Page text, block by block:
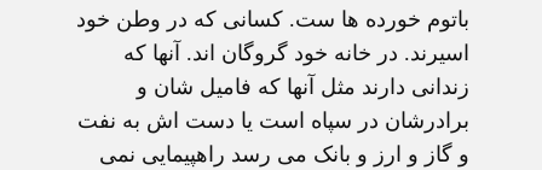
باتوم خورده ها ست. کسانی که در وطن خود
اسیرند. در خانه خود گروگان اند. آنها که
زندانی دارند مثل آنها که فامیل شان و
برادرشان در سپاه است یا دست اش به نفت
و گاز و ارز و بانک می رسد راهپیمایی نمی